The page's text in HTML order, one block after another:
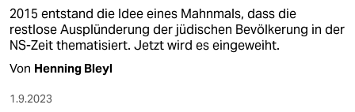
2015 entstand die Idee eines Mahnmals, dass die
restlose Ausplünderung der jüdischen Bevölkerung in der
NS-Zeit thematisiert. Jetzt wird es eingeweiht.
Von Henning Bleyl
1.9.2023